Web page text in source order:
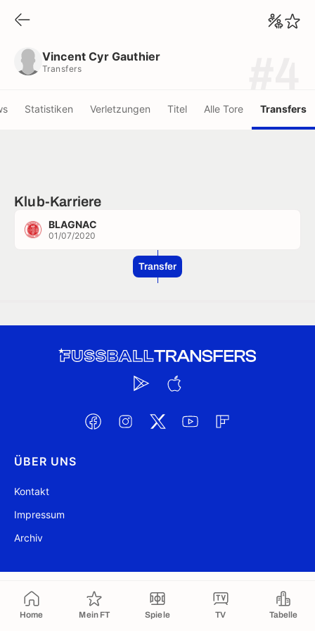
Home Mein FT Spiele TV Tabelle
Vincent Cyr Gauthier
Transfers
Statistiken Verletzungen Titel Alle Tore Transfers
Klub-Karriere
BLAGNAC
01/07/2020
Transfer
ÜBER UNS
Kontakt
Impressum
Archiv
In die Zwischenablage kopiert